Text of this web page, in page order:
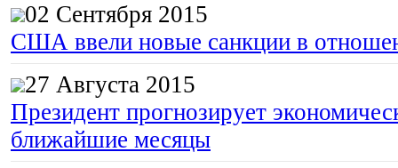
02 Сентября 2015
США ввели новые санкции в
27 Августа 2015
Президент прогнозирует
ближайшие месяцы